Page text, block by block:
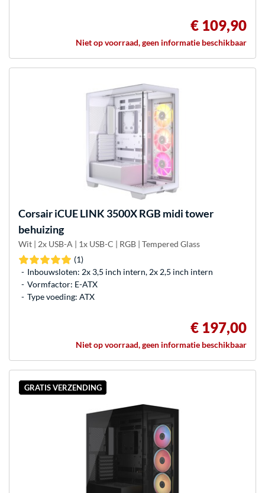
€ 109,90
Niet op voorraad, geen informatie beschikbaar
CorsairiCUE LINK 3500X RGB midi tower
behuizing
Wit | 2x USB-A | 1x USB-C | RGB | Tempered Glass
(1)
Inbouwsloten: 2x 3,5 inch intern, 2x 2,5 inch intern
Vormfactor: E-ATX
Type voeding: ATX
€ 197,00
Niet op voorraad, geen informatie beschikbaar
GRATIS VERZENDING